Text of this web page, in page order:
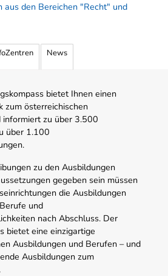
aus den Bereichen "Recht" und
News
bietet Ihnen einen
zum österreichischen
informiert zu über 3.500
über 1.100
zu den Ausbildungen
gegeben sein müssen
die Ausbildungen
und
nach Abschluss. Der
bietet eine einzigartige
Ausbildungen und Berufen – und
Ausbildungen zum